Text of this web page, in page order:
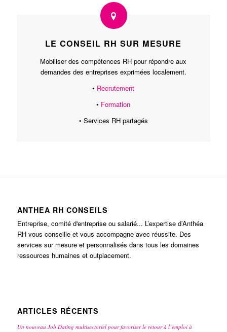
LE CONSEIL RH SUR MESURE
Mobiliser des compétences RH pour répondre aux
demandes des entreprises exprimées localement.
• Recrutement
• Formation
• Services RH partagés
ANTHEA RH CONSEILS
Entreprise, comité d'entreprise ou salarié... L’expertise d’Anthéa
RH vous conseille et vous accompagne avec réussite. Des
services sur mesure et personnalisés dans tous les domaines
ressources humaines et outplacement.
ARTICLES RÉCENTS
Un nouveau Job Dating multisectoriel pour favoriser le retour à l’emploi à